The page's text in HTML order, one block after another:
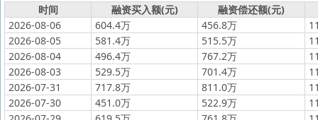
时间 融资买入额(元)
融资偿还额(元)
2026-08-06
604.4万 456.8万
2026-08-05
581.4万 515.5万
2026-08-04
496.4万 767.2万
2026-08-03
529.5万 701.4万
2026-07-31
717.8万 811.0万
2026-07-30
451.0万 522.9万